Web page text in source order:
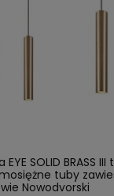
SOLID BRASS
tuby
Nowodvorski